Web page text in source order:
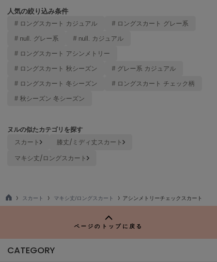
MOIGE
MUCHA
ミュシャ
NEW Balance
ニューバランス
ネズ
ナイキ
null.
On
人気の絞り込み条件
# ロングスカート カジュアル # ロングスカート グレー系
# null. グレー系 # null. カジュアル
# ロングスカート アシンメトリー
# ロングスカート 秋シーズン # グレー系 カジュアル
# ロングスカート 冬シーズン # ロングスカート チェック柄
# 秋シーズン 冬シーズン
ヌルの似たカテゴリを探す
スカート
膝丈/ミディ丈スカート
マキシ丈/ロングスカート
TO
スカート マキシ丈/ロングスカート アシンメトリーチェックスカート
ページのトップに戻る
CATEGORY